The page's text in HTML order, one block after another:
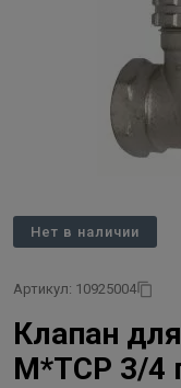
Нет в наличии
Артикул: 10925004
Клапан
М*ТСР 3/4